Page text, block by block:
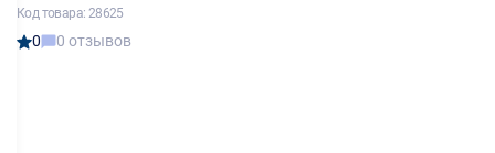
Код товара: 28625
0 0 отзывов